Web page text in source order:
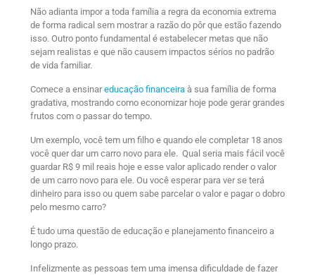
Não adianta impor a toda família a regra da economia extrema
de forma radical sem mostrar a razão do pôr que estão fazendo
isso. Outro ponto fundamental é estabelecer metas que não
sejam realistas e que não causem impactos sérios no padrão
de vida familiar.
Comece a ensinareducação financeira à sua família de forma
gradativa, mostrando como economizar hoje pode gerar grandes
frutos com o passar do tempo.
Um exemplo, você tem um filho e quando ele completar 18 anos
você quer dar um carro novo para ele. Qual seria mais fácil você
guardar R$ 9 mil reais hoje e esse valor aplicado render o valor
de um carro novo para ele. Ou você esperar para ver se terá
dinheiro para isso ou quem sabe parcelar o valor e pagar o dobro
pelo mesmo carro?
É tudo uma questão de educação e planejamento financeiro a
longo prazo.
Infelizmente as pessoas tem uma imensa dificuldade de fazer